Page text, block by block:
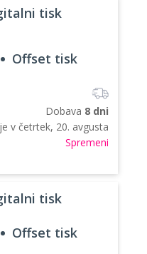
tisk
Offset tisk
Dobava 8 dni
v četrtek, 20. avgusta
Spremeni
tisk
Offset tisk